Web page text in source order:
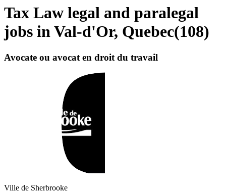
Tax Law legal and paralegal
jobs in Val-d'Or, Quebec(108)
Avocate ou avocat en droit du travail
Ville de Sherbrooke